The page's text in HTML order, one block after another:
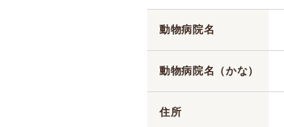
動物病院名
動物病院名（かな）
住所